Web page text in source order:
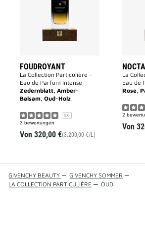
FOUDROYANT
La Collection Particulière –
Eau de Parfum Intense
Zedernblatt, Amber-
Balsam, Oud-Holz
5.0
3 bewertungen
Von 320,00 €(3.200,00 €/L)
La
Eau de
Rose,
2
Von
GIVENCHY BEAUTY — GIVENCHY SOMMER —
LA COLLECTION PARTICULIÈRE — OUD